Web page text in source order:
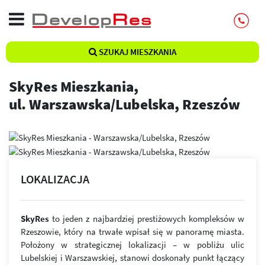
SZUKAJ MIESZKANIA
SkyRes Mieszkania,
ul. Warszawska/Lubelska, Rzeszów
LOKALIZACJA
SkyRes to jeden z najbardziej prestiżowych kompleksów w
Rzeszowie, który na trwałe wpisał się w panoramę miasta.
Położony w strategicznej lokalizacji – w pobliżu ulic
Lubelskiej i Warszawskiej, stanowi doskonały punkt łączący